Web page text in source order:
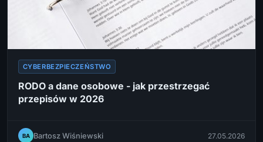
CYBERBEZPIECZEŃSTWO
RODO a dane osobowe - jak przestrzegać
przepisów w 2026
BA Bartosz Wiśniewski 27.05.2026